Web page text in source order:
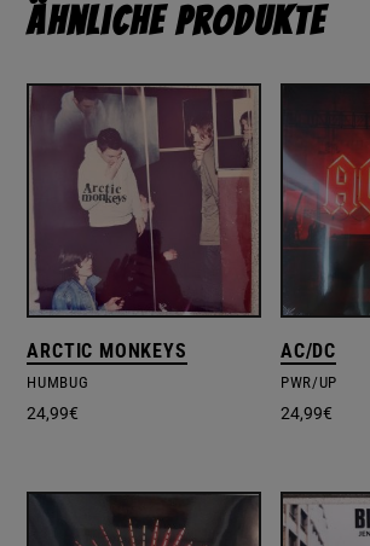
Ähnliche Produkte
ARCTIC MONKEYS
HUMBUG
24,99€
AC/DC
PWR/UP
24,99€